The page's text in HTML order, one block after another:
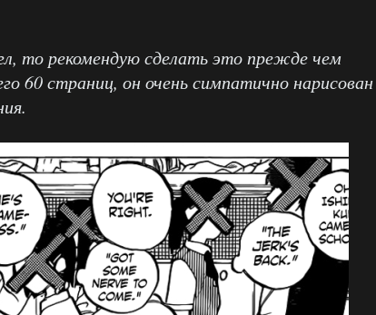
то рекомендую сделать это прежде чем
60 страниц, он очень симпатично нарисован